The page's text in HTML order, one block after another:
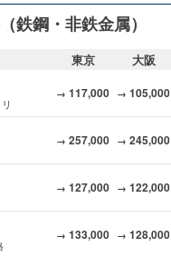
鉄鋼・非鉄金属）
東京
大阪
→ 117,000 → 105,000
→ 257,000 → 245,000
→ 127,000 → 122,000
→ 133,000 → 128,000